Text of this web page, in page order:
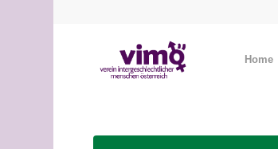
Home